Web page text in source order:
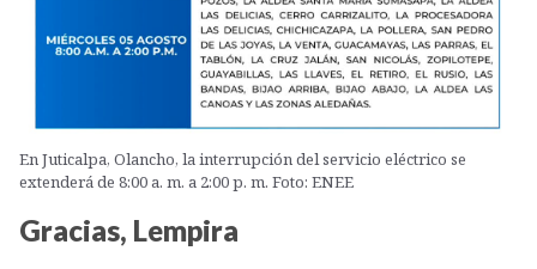
En Juticalpa, Olancho, la interrupción del servicio eléctrico se
extenderá de 8:00 a. m. a 2:00 p. m. Foto: ENEE
Gracias, Lempira